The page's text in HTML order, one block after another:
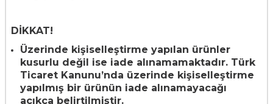
DİKKAT!
Üzerinde kişiselleştirme yapılan ürünler
kusurlu değil ise iade alınamamaktadır. Türk
Ticaret Kanunu’nda üzerinde kişiselleştirme
yapılmış bir ürünün iade alınamayacağı
açıkça belirtilmiştir.